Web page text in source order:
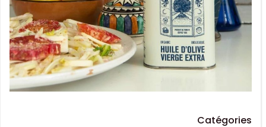
Catégories